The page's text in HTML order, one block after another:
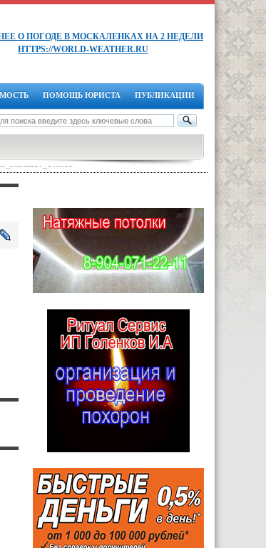
О ПОГОДЕ В МОСКАЛЕНКАХ НА 2 НЕДЕЛИ
HTTPS://WORLD-WEATHER.RU
ПОМОЩЬ ЮРИСТА ПУБЛИКАЦИИ